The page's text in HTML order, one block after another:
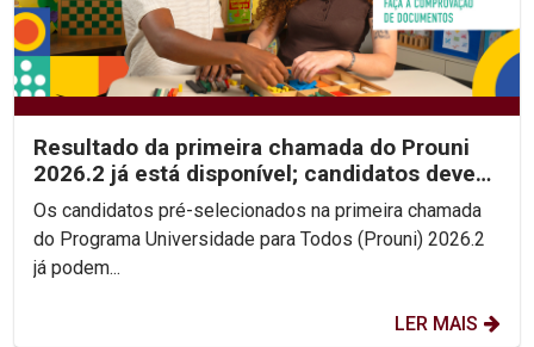
Resultado da primeira chamada do Prouni
2026.2 já está disponível; candidatos devem
enviar...
Os candidatos pré-selecionados na primeira chamada
do Programa Universidade para Todos (Prouni) 2026.2
já podem...
LER MAIS